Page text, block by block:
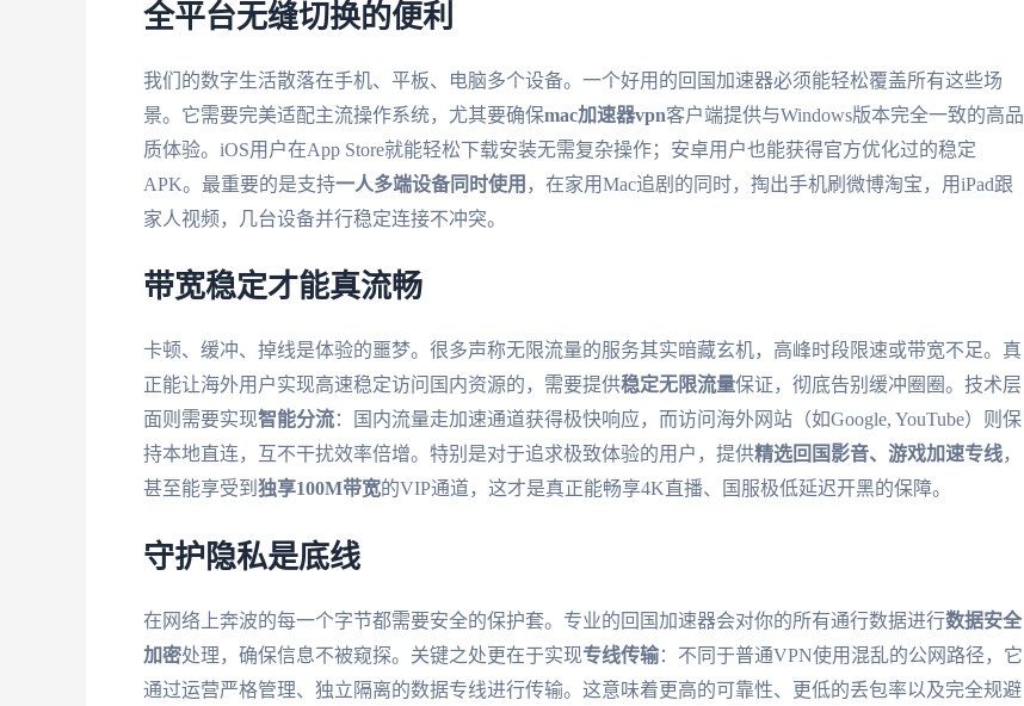
全平台无缝切换的便利
我们的数字生活散落在手机、平板、电脑多个设备。一个好用的回国加速器必须能轻松覆盖所有这些场
景。它需要完美适配主流操作系统，尤其要确保mac加速器vpn客户端提供与Windows版本完全一致的高品
质体验。iOS用户在App Store就能轻松下载安装无需复杂操作；安卓用户也能获得官方优化过的稳定
APK。最重要的是支持一人多端设备同时使用 ，在家用Mac追剧的同时，掏出手机刷微博淘宝，用iPad跟
家人视频，几台设备并行稳定连接不冲突。
带宽稳定才能真流畅
卡顿、缓冲、掉线是体验的噩梦。很多声称无限流量的服务其实暗藏玄机，高峰时段限速或带宽不足。真
正能让海外用户实现高速稳定访问国内资源的，需要提供稳定无限流量保证，彻底告别缓冲圈圈。技术层
面则需要实现智能分流：国内流量走加速通道获得极快响应，而访问海外网站（如Google, YouTube）则保
持本地直连，互不干扰效率倍增。特别是对于追求极致体验的用户，提供精选回国影音、游戏加速专线，
甚至能享受到 独享100M带宽的VIP通道，这才是真正能畅享4K直播、国服极低延迟开黑的保障。
守护隐私是底线
在网络上奔波的每一个字节都需要安全的保护套。专业的回国加速器会对你的所有通行数据进行数据安全
加密处理，确保信息不被窥探。关键之处更在于实现专线传输：不同于普通VPN使用混乱的公网路径，它
通过运营严格管理、独立隔离的数据专线进行传输。这意味着更高的可靠性、更低的丢包率以及完全规避